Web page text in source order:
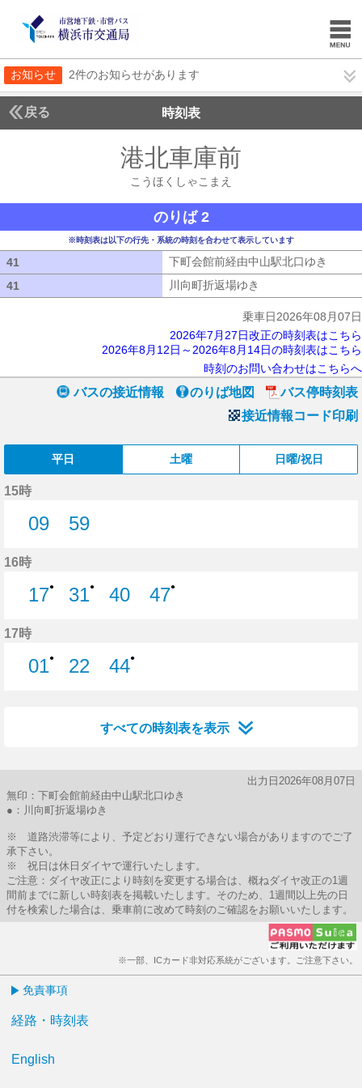
お知らせ 2件のお知らせがあります
戻る 時刻表
港北車庫前
こうほくしゃこまえ
のりば 2
※時刻表は以下の行先・系統の時刻を合わせて表示しています
41 下町会館前経由中山駅北口ゆき
41
川向町折返場ゆき
乗車日2026年08月07日
2026年7月27日改正の時刻表はこちら
2026年8月12日～2026年8月14日の時刻表はこちら
時刻のお問い合わせはこちらへ
バスの接近情報 のりば地図
バス停時刻表
接近情報コード印刷
平日 土曜 日曜/祝日
15時
09
59
16時
17●
31●
40
47●
17時
01●
22
44●
すべての時刻表を表示
出力日2026年08月07日
無印：下町会館前経由中山駅北口ゆき
●：川向町折返場ゆき
※ 道路渋滞等により、予定どおり運行できない場合がありますのでご了
承下さい。
※ 祝日は休日ダイヤで運行いたします。
ご注意：ダイヤ改正により時刻を変更する場合は、概ねダイヤ改正の1週
間前までに新しい時刻表を掲載いたします。そのため、1週間以上先の日
付を検索した場合は、乗車前に改めて時刻のご確認をお願いいたします。
※一部、ICカード非対応系統がございます。ご注意下さい。
免責事項
経路・時刻表
English